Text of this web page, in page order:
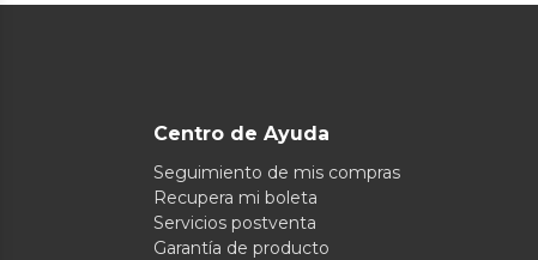
Centro de Ayuda
Seguimiento de mis compras
Recupera mi boleta
Servicios postventa
Garantía de producto